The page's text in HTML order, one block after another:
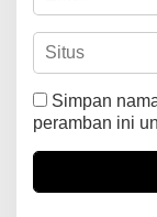
Simpan
peramban ini